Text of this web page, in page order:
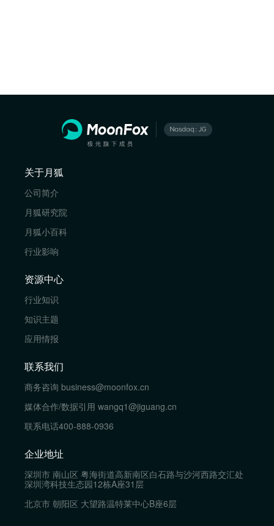
关于月狐
公司简介
月狐研究院
月狐小百科
行业影响
资源中心
行业知识
知识主题
应用情报
联系我们
商务咨询 business@moonfox.cn
媒体合作/数据引用 wangq1@jiguang.cn
联系电话400-888-0936
企业地址
深圳市 南山区 粤海街道高新南区白石路与沙河西路交汇处
深圳湾科技生态园12栋A座31层
北京市 朝阳区 大望路温特莱中心B座6层